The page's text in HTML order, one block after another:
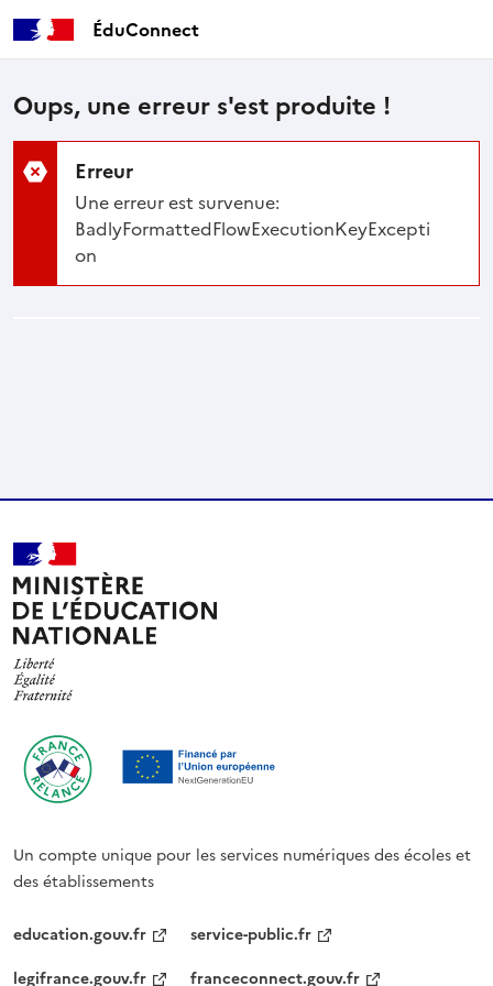
ÉduConnect
Oups, une erreur s'est produite !
Erreur
Une erreur est survenue:
BadlyFormattedFlowExecutionKeyExcepti
on
Un compte unique pour les services numériques des écoles et
des établissements
education.gouv.fr
service-public.fr
legifrance.gouv.fr
franceconnect.gouv.fr